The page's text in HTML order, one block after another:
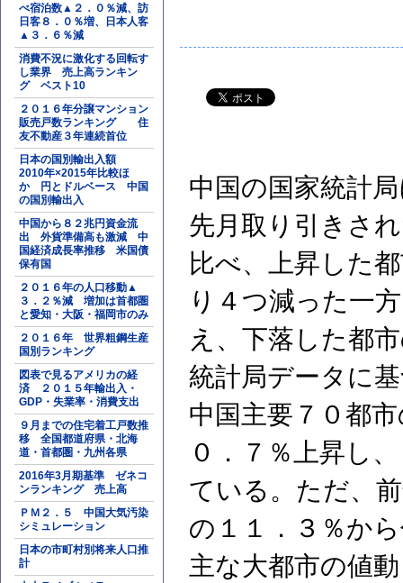
べ宿泊数▲２．０％減、訪
日客８．０％増、日本人客
▲３．６％減
消費不況に激化する回転す
し業界 売上高ランキン
グ ベスト10
２０１６年分譲マンション
販売戸数ランキング 住
友不動産３年連続首位
日本の国別輸出入額
2010年×2015年比較ほ
か 円とドルベース 中国
の国別輸出入
中国から８２兆円資金流
出 外貨準備高も激減 中
国経済成長率推移 米国債
保有国
２０１６年の人口移動▲
３．２％減 増加は首都圏
と愛知・大阪・福岡市のみ
２０１６年 世界粗鋼生産
国別ランキング
図表で見るアメリカの経
済 ２０１５年輸出入・
GDP・失業率・消費支出
９月までの住宅着工戸数推
移 全国都道府県・北海
道・首都圏・九州各県
2016年3月期基準 ゼネコ
ンランキング 売上高
ＰＭ２．５ 中国大気汚染
シミュレーション
日本の市町村別将来人口推
計
中国の国家統計
先月取り引きさ
比べ、上昇した
り４つ減った一
え、下落した都
統計局データに
中国主要７０都
０．７％上昇し
ている。ただ、
の１１．３％か
主な大都市の値